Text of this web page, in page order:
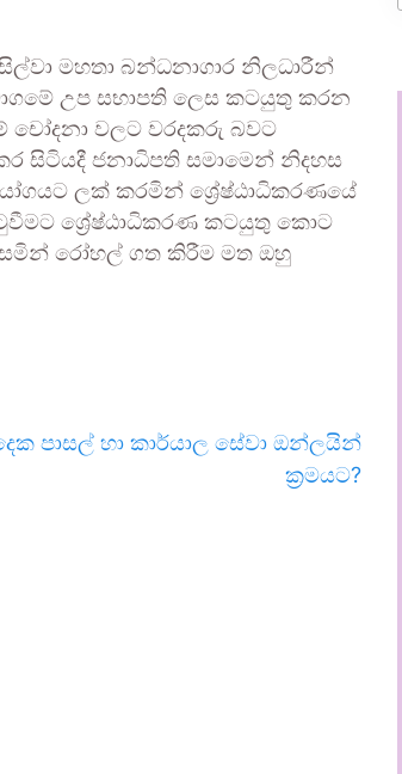
මහතා බන්ධනාගාර නිලධාරීන්
උප සභාපති ලෙස කටයුතු කරන
චෝදනා වලට වරදකරු බවට
සිටියදී ජනාධිපති සමාමෙන් නිදහස
ලක් කරමින් ශ්‍රේෂ්ඨාධිකරණයේ
ශ්‍රේෂ්ඨාධිකරණ කටයුතු කොට
රෝහල් ගත කිරීම මත ඔහු
පාසල් හා කාර්යාල සේවා ඔන්ලයින්
ක්‍රමයට?